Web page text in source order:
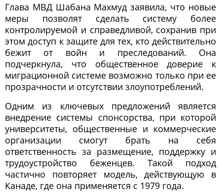
Глава МВД Шабана Махмуд заявила, что новые
меры позволят сделать систему более
контролируемой и справедливой, сохранив при
этом доступ к защите для тех, кто действительно
бежит от войн и преследований. Она
подчеркнула, что общественное доверие к
миграционной системе возможно только при ее
прозрачности и отсутствии злоупотреблений.
Одним из ключевых предложений является
внедрение системы спонсорства, при которой
университеты, общественные и коммерческие
организации смогут брать на себя
ответственность за размещение, поддержку и
трудоустройство беженцев. Такой подход
частично повторяет модель, действующую в
Канаде, где она применяется с 1979 года.